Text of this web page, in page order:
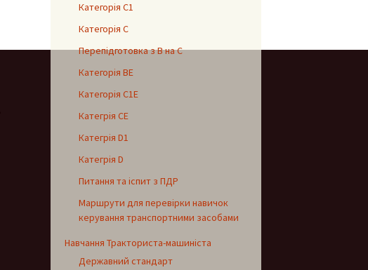
Категорія С1
Категорія С
Перепідготовка з В на С
Категорія ВЕ
Категорія С1Е
Категрія СЕ
Категрія D1
Категрія D
Питання та іспит з ПДР
Маршрути для перевірки навичок
керування транспортними засобами
Навчання Тракториста-машиніста
Державний стандарт